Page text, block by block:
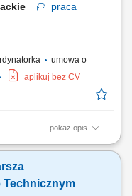
praca
umowa o
aplikuj bez CV
pokaż opis
elektrycznymi oraz
przeprowadzanie
Technicznym